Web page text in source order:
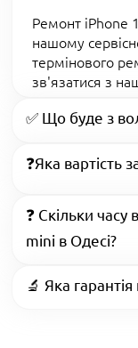
Ремонт iPhone
нашому
термінового
зв'язатися з
✅ Що буде з
❓Яка вартість
❓ Скільки
mini в Одесі?
🔬 Яка